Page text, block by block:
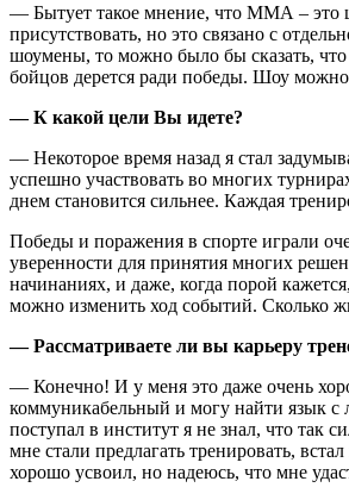
— Бытует такое мнение, что ММА – это
присутствовать, но это связано с
шоумены, то можно было бы сказать, что
бойцов дерется ради победы. Шоу можно
— К какой цели Вы идете?
— Некоторое время назад я стал
успешно участвовать во многих
днем становится сильнее. Каждая
Победы и поражения в спорте играли
уверенности для принятия многих
начинаниях, и даже, когда порой
можно изменить ход событий. Сколько
— Рассматриваете ли вы карьеру
— Конечно! И у меня это даже очень
коммуникабельный и могу найти язык с
поступал в институт я не знал, что так
мне стали предлагать тренировать,
хорошо усвоил, но надеюсь, что мне